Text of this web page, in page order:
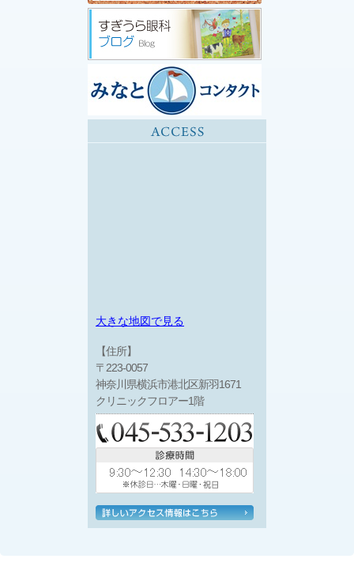
大きな地図で見る
【住所】
〒223-0057
神奈川県横浜市港北区新羽1671
クリニックフロアー1階